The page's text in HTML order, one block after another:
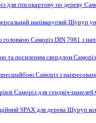
для гіпсокартону по дереву
напівкруглийШуруп
головкою Саморіз DIN 7981 з
та посиленим свердлом
пресшайбою Саморіз з
Саморіз для сендвіч-панелей
SPAX для дерева Шуруп